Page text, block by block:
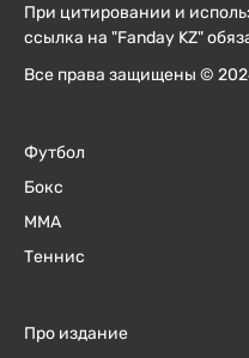
При цитировании и
ссылка на "Fanday KZ"
Все права защищены ©
Футбол
Бокс
ММА
Теннис
Про издание